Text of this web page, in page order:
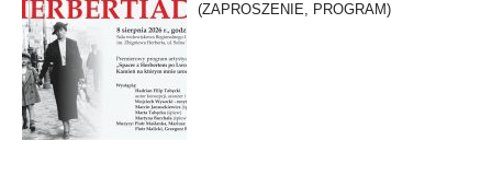
(ZAPROSZENIE, PROGRAM)